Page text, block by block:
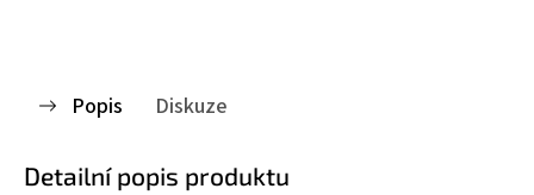
Popis Diskuze
Detailní popis produktu